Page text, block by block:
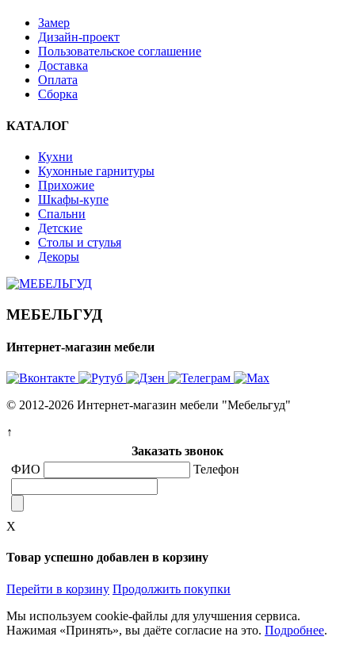
Замер
Дизайн-проект
Пользовательское соглашение
Доставка
Оплата
Сборка
КАТАЛОГ
Кухни
Кухонные гарнитуры
Прихожие
Шкафы-купе
Спальни
Детские
Столы и стулья
Декоры
МЕБЕЛЬГУД
Интернет-магазин мебели
© 2012-2026 Интернет-магазин мебели "Мебельгуд"
↑
Заказать звонок
ФИО
Телефон
X
Товар успешно добавлен в корзину
Перейти в корзину Продолжить покупки
Мы используем cookie-файлы для улучшения сервиса.
Нажимая «Принять», вы даёте согласие на это. Подробнее.